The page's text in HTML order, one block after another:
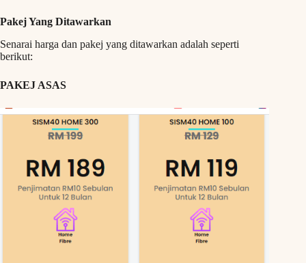
Pakej Yang Ditawarkan
Senarai harga dan pakej yang ditawarkan adalah seperti
berikut:
PAKEJ ASAS